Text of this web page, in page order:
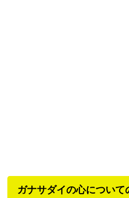
ガナサダイの心について